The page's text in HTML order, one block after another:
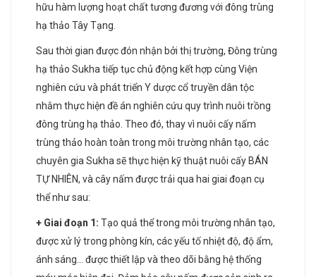
hữu hàm lượng hoạt chất tương đương với đông trùng
hạ thảo Tây Tạng.
Sau thời gian được đón nhận bởi thị trường, Đông trùng
hạ thảo Sukha tiếp tục chủ động kết hợp cùng Viện
nghiên cứu và phát triển Y dược cổ truyền dân tộc
nhằm thực hiện đề án nghiên cứu quy trình nuôi trồng
đông trùng hạ thảo. Theo đó, thay vì nuôi cấy nấm
trùng thảo hoàn toàn trong môi trường nhân tạo, các
chuyên gia Sukha sẽ thực hiện kỹ thuật nuôi cấy BÁN
TỰ NHIÊN, và cây nấm được trải qua hai giai đoạn cụ
thể như sau:
+ Giai đoạn 1: Tạo quả thể trong môi trường nhân tạo,
được xử lý trong phòng kín, các yếu tố nhiệt độ, độ ẩm,
ánh sáng… được thiết lập và theo dõi bằng hệ thống